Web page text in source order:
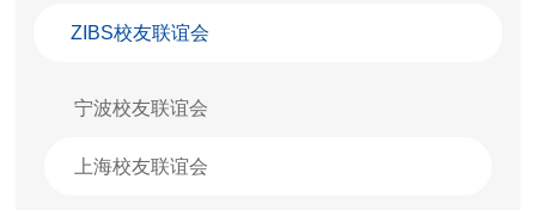
ZIBS校友联谊会
宁波校友联谊会
上海校友联谊会